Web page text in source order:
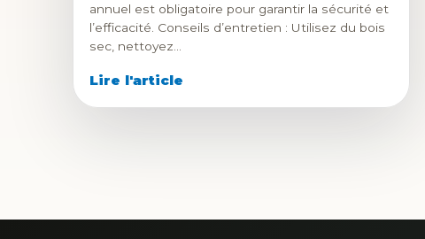
annuel est obligatoire pour garantir la sécurité et
l’efficacité. Conseils d’entretien : Utilisez du bois
sec, nettoyez…
Lire l'article